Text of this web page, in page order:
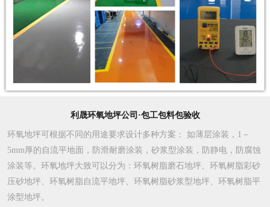
利晟环氧地坪公司·包工包料包验收
环氧地坪可根据不同的用途要求设计多种方案 ： 如薄层涂装，1－
5mm厚的自流平地面，防滑耐磨涂装，砂浆型涂装，防静电，防腐蚀
涂装等。环氧地坪大致可以分为：环氧树脂磨石地坪、环氧树脂彩砂
压砂地坪、环氧树脂自流平地坪、环氧树脂砂浆型地坪、环氧树脂平
涂型地坪。